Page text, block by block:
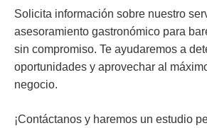
Solicita información sobre nuestro
asesoramiento gastronómico para
sin compromiso. Te ayudaremos a
oportunidades y aprovechar al
negocio.
¡Contáctanos y haremos un estudio